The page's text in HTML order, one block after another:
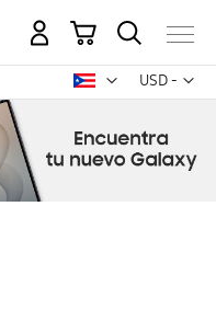
USD -
dólar
Mi carrito